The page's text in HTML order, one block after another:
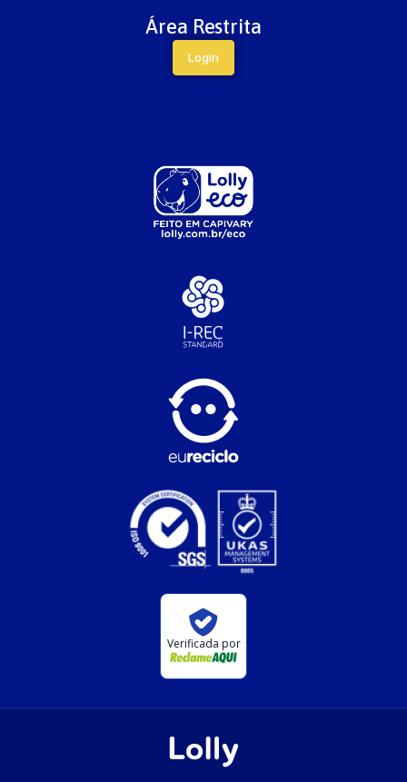
Área Restrita
Login
Verificada por